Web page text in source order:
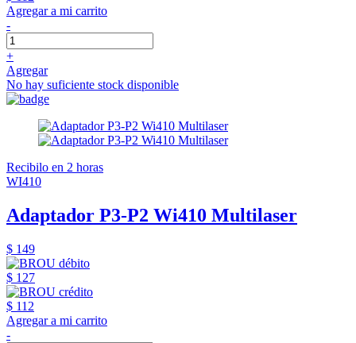
Agregar a mi carrito
-
+
Agregar
No hay suficiente stock disponible
Recibilo en 2 horas
WI410
Adaptador P3-P2 Wi410 Multilaser
$ 149
$ 127
$ 112
Agregar a mi carrito
-